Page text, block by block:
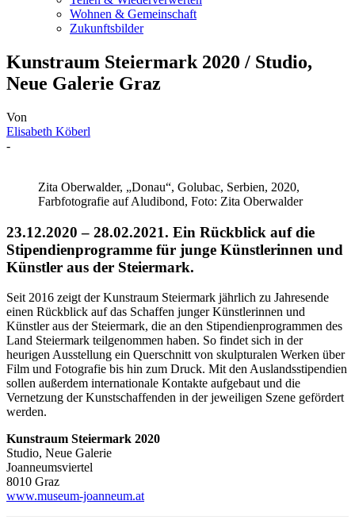
Wohnen & Gemeinschaft
Zukunftsbilder
Kunstraum Steiermark 2020 / Studio,
Neue Galerie Graz
Von
Elisabeth Köberl
-
Zita Oberwalder, „Donau“, Golubac, Serbien, 2020,
Farbfotografie auf Aludibond, Foto: Zita Oberwalder
23.12.2020 – 28.02.2021. Ein Rückblick auf die
Stipendienprogramme für junge Künstlerinnen und
Künstler aus der Steiermark.
Seit 2016 zeigt der Kunstraum Steiermark jährlich zu Jahresende
einen Rückblick auf das Schaffen junger Künstlerinnen und
Künstler aus der Steiermark, die an den Stipendienprogrammen des
Land Steiermark teilgenommen haben. So findet sich in der
heurigen Ausstellung ein Querschnitt von skulpturalen Werken über
Film und Fotografie bis hin zum Druck. Mit den Auslandsstipendien
sollen außerdem internationale Kontakte aufgebaut und die
Vernetzung der Kunstschaffenden in der jeweiligen Szene gefördert
werden.
Kunstraum Steiermark 2020
Studio, Neue Galerie
Joanneumsviertel
8010 Graz
www.museum-joanneum.at